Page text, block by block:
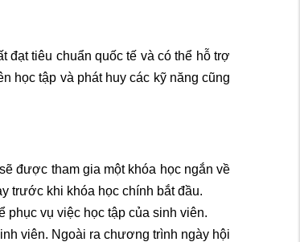
đạt tiêu chuẩn quốc tế và có thể hỗ trợ
học tập và phát huy các kỹ năng cũng
được tham gia một khóa học ngắn về
trước khi khóa học chính bắt đầu.
phục vụ việc học tập của sinh viên.
viên. Ngoài ra chương trình ngày hội